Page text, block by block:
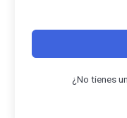
¿No tienes